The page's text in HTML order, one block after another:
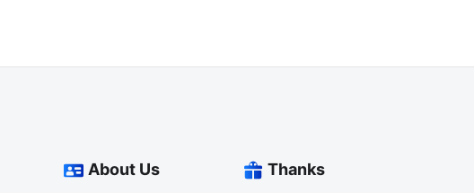
About Us Thanks